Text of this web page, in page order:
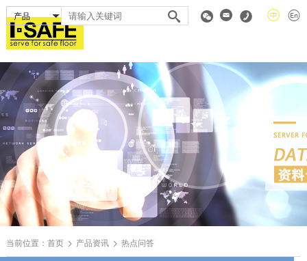
当前位置： 首页 产品资讯 热点问答